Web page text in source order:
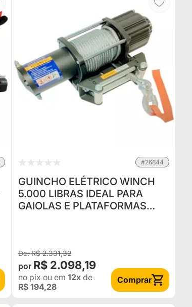
#26844
GUINCHO ELÉTRICO WINCH
5.000 LIBRAS IDEAL PARA
GAIOLAS E PLATAFORMAS
R$ 2.331,32
R$ 2.098,19
no pix ou em 12xde
R$ 194,28
Comprar